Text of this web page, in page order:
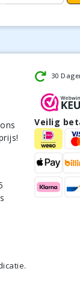
30
Veilig